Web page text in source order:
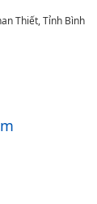
Thiết, Tỉnh Bình